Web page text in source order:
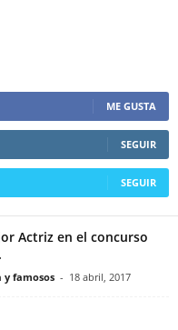
ME GUSTA
SEGUIR
SEGUIR
Actriz en el concurso
y famosos - 18 abril, 2017